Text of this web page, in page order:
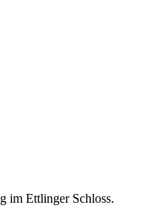
im Ettlinger Schloss.